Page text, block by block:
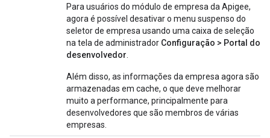
Para usuários do módulo de empresa da Apigee,
agora é possível desativar o menu suspenso do
seletor de empresa usando uma caixa de seleção
na tela de administrador Configuração > Portal do
desenvolvedor
Além disso, as informações da empresa agora são
armazenadas em cache, o que deve melhorar
muito a performance, principalmente para
desenvolvedores que são membros de várias
empresas.